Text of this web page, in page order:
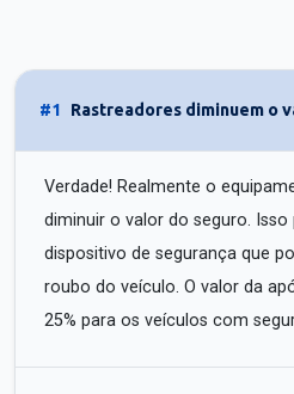
#1 Rastreadores diminuem o
Verdade! Realmente o
diminuir o valor do seguro. Isso
dispositivo de segurança que
roubo do veículo. O valor da
25% para os veículos com